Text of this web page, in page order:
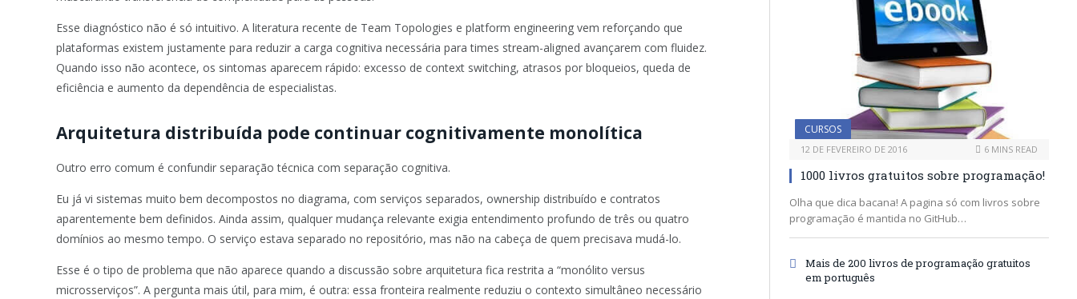
Esse diagnóstico não é só intuitivo. A literatura recente de Team Topologies e platform engineering vem reforçando que
plataformas existem justamente para reduzir a carga cognitiva necessária para times stream-aligned avançarem com fluidez.
Quando isso não acontece, os sintomas aparecem rápido: excesso de context switching, atrasos por bloqueios, queda de
eficiência e aumento da dependência de especialistas.
Arquitetura distribuída pode continuar cognitivamente monolítica
Outro erro comum é confundir separação técnica com separação cognitiva.
Eu já vi sistemas muito bem decompostos no diagrama, com serviços separados, ownership distribuído e contratos
aparentemente bem definidos. Ainda assim, qualquer mudança relevante exigia entendimento profundo de três ou quatro
domínios ao mesmo tempo. O serviço estava separado no repositório, mas não na cabeça de quem precisava mudá-lo.
Esse é o tipo de problema que não aparece quando a discussão sobre arquitetura fica restrita a “monólito versus
microsserviços”. A pergunta mais útil, para mim, é outra: essa fronteira realmente reduziu o contexto simultâneo necessário
CURSOS
12 DE FEVEREIRO DE 2016 6 MINS READ
1000 livros gratuitos sobre programação!
Olha que dica bacana! A pagina só com livros sobre
programação é mantida no GitHub…
Mais de 200 livros de programação gratuitos
em português